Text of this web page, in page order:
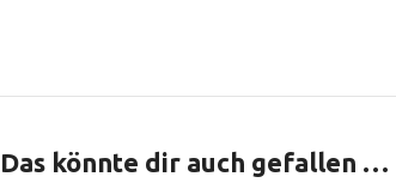
Das könnte dir auch gefallen …